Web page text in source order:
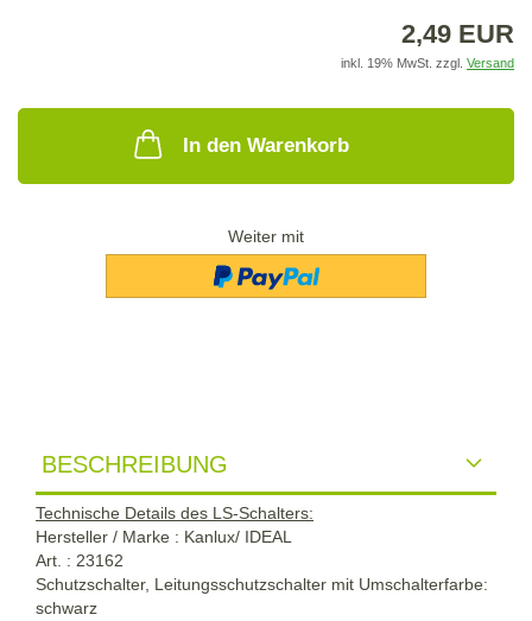
2,49 EUR
inkl. 19% MwSt. zzgl. Versand
In den Warenkorb
Weiter mit
BESCHREIBUNG
Technische Details des LS-Schalters:
Hersteller / Marke : Kanlux/ IDEAL
Art. : 23162
Schutzschalter, Leitungsschutzschalter mit Umschalterfarbe:
schwarz